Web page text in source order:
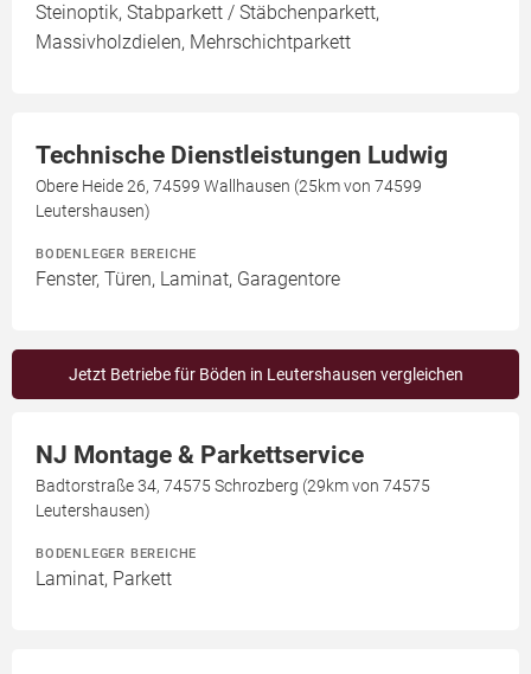
Steinoptik, Stabparkett / Stäbchenparkett,
Massivholzdielen, Mehrschichtparkett
Technische Dienstleistungen Ludwig
Obere Heide 26, 74599 Wallhausen (25km von 74599
Leutershausen)
BODENLEGER BEREICHE
Fenster, Türen, Laminat, Garagentore
Jetzt Betriebe für Böden in Leutershausen vergleichen
NJ Montage & Parkettservice
Badtorstraße 34, 74575 Schrozberg (29km von 74575
Leutershausen)
BODENLEGER BEREICHE
Laminat, Parkett